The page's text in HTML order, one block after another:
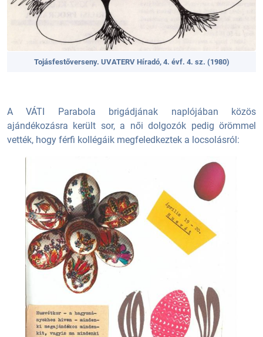
Tojásfestőverseny. UVATERV Híradó, 4. évf. 4. sz. (1980)
A VÁTI Parabola brigádjának naplójában közös
ajándékozásra került sor, a női dolgozók pedig örömmel
vették, hogy férfi kollégáik megfeledkeztek a locsolásról: